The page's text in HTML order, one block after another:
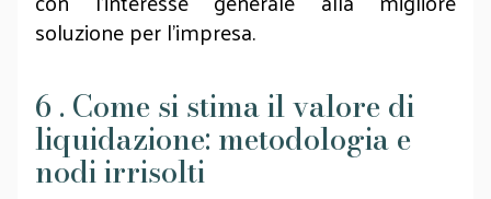
soluzione per l’impresa.
6 . Come si stima il valore di
liquidazione: metodologia e
nodi irrisolti